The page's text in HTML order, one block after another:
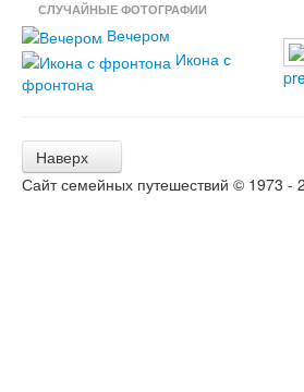
СЛУЧАЙНЫЕ ФОТОГРАФИИ
Вечером
Икона с
фронтона
Наверх
Сайт семейных путешествий © 1973 -